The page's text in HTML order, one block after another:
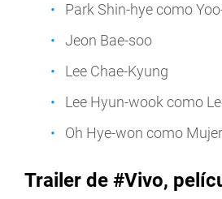
Park Shin-hye como
Jeon Bae-soo
Lee Chae-Kyung
Lee Hyun-wook como
Oh Hye-won como
Trailer de #Vivo,